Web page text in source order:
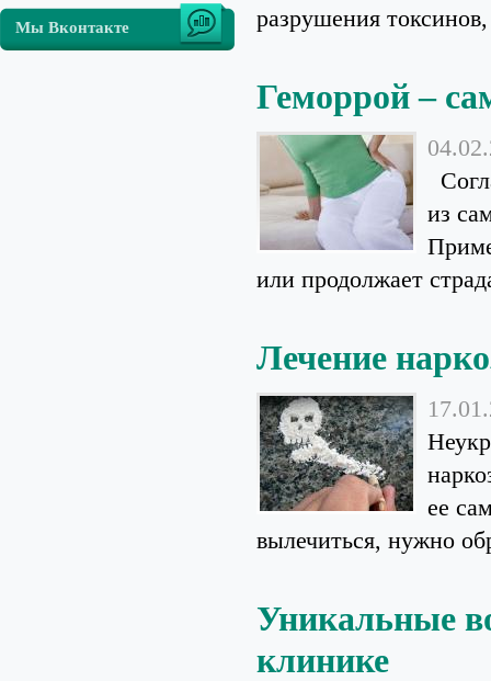
Мы Вконтакте
разрушения
Геморрой –
из
или продолжает
Лечение
ее
вылечиться, нужно
Уникальные
клинике